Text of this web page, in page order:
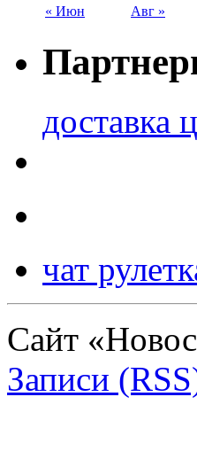
« Июн Авг »
доставка
чат
Сайт
Записи